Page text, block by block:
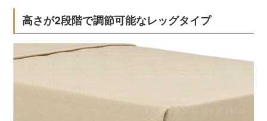
高さが2段階で調節可能なレッグタイプ